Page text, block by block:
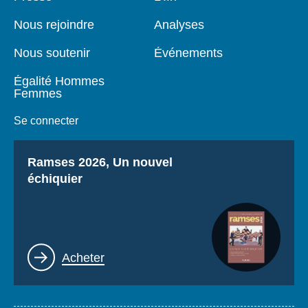
Nous rejoindre
Nous soutenir
Égalité Hommes
Femmes
Se connecter
Analyses
Événements
Titre
Ramses 2026, Un nouvel
échiquier
Lien
Acheter